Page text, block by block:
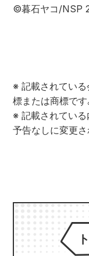
©暮⽯ヤコ/NSP
※ 記載されている
標または商標です
※ 記載されている
予告なしに変更さ